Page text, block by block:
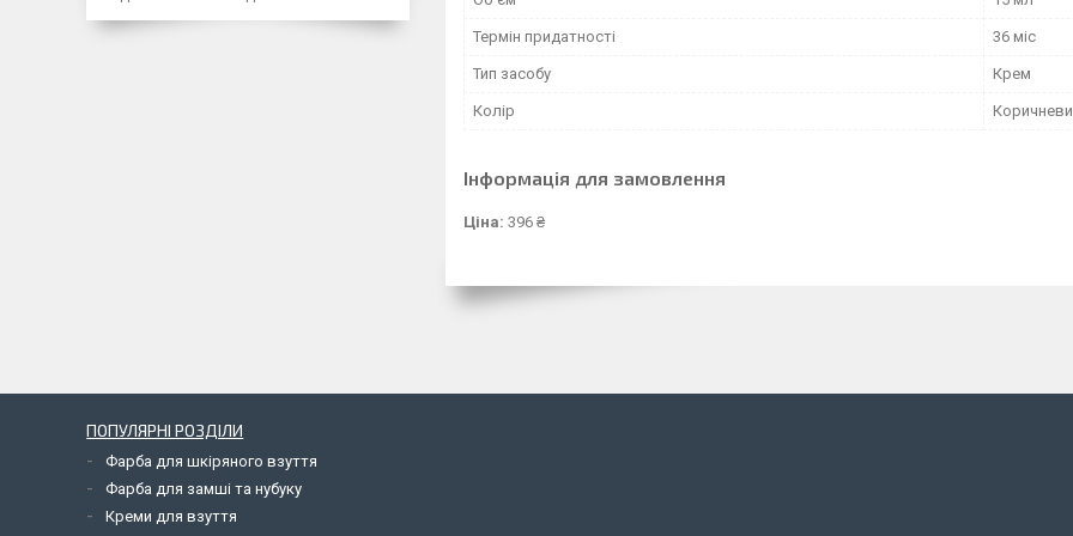
Термін придатності 36 міс
Тип засобу Крем
Колір
Інформація для замовлення
Ціна: 396 ₴
ПОПУЛЯРНІ РОЗДІЛИ
Фарба для шкіряного взуття
Фарба для замші та нубуку
Креми для взуття